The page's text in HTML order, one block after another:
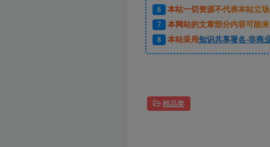
6
本站一切资源不代表本站立
7
本网站的文章部分内容可能
8
本站采用知识共享署名-非商
精品类